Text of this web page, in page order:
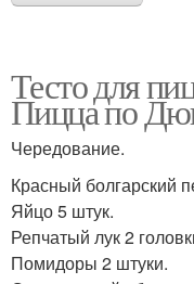
Тесто для
Пицца по
Чередование.
Красный болгарский
Яйцо 5 штук.
Репчатый лук 2
Помидоры 2 штуки.